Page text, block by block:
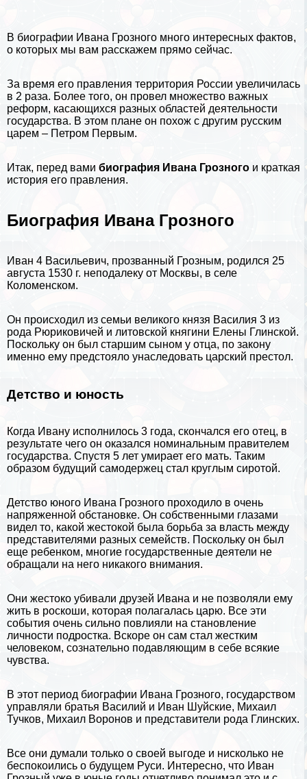
В биографии Ивана Грозного много интересных фактов,
о которых мы вам расскажем прямо сейчас.
За время его правления территория России увеличилась
в 2 раза. Более того, он провел множество важных
реформ, касающихся разных областей деятельности
государства. В этом плане он похож с другим русским
царем – Петром Первым.
Итак, перед вами биография Ивана Грозного и краткая
история его правления.
Биография Ивана Грозного
Иван 4 Васильевич, прозванный Грозным, родился 25
августа 1530 г. неподалеку от Москвы, в селе
Коломенском.
Он происходил из семьи великого князя Василия 3 из
рода Рюриковичей и литовской княгини Елены Глинской.
Поскольку он был старшим сыном у отца, по закону
именно ему предстояло унаследовать царский престол.
Детство и юность
Когда Ивану исполнилось 3 года, скончался его отец, в
результате чего он оказался номинальным правителем
государства. Спустя 5 лет умирает его мать. Таким
образом будущий самодержец стал круглым сиротой.
Детство юного Ивана Грозного проходило в очень
напряженной обстановке. Он собственными глазами
видел то, какой жестокой была борьба за власть между
представителями разных семейств. Поскольку он был
еще ребенком, многие государственные деятели не
обращали на него никакого внимания.
Они жестоко убивали друзей Ивана и не позволяли ему
жить в роскоши, которая полагалась царю. Все эти
события очень сильно повлияли на становление
личности подростка. Вскоре он сам стал жестким
человеком, сознательно подавляющим в себе всякие
чувства.
В этот период биографии Ивана Грозного, государством
управляли братья Василий и Иван Шуйские, Михаил
Тучков, Михаил Воронов и представители рода Глинских.
Все они думали только о своей выгоде и нисколько не
беспокоились о будущем Руси. Интересно, что Иван